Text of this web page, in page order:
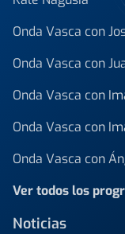
Onda Vasca con
Onda Vasca con
Onda Vasca con
Onda Vasca con
Onda Vasca con
Ver todos los
Noticias